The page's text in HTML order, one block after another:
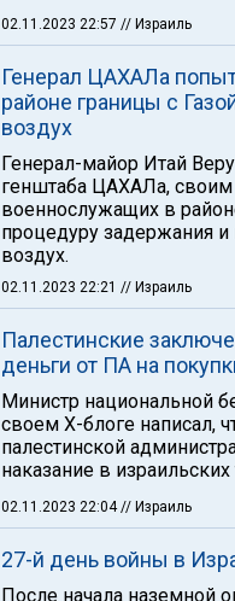
02.11.2023 22:57 // Израиль
Генерал ЦАХАЛа
районе границы с
воздух
Генерал-майор Итай
генштаба ЦАХАЛа,
военнослужащих в
процедуру задержания
воздух.
02.11.2023 22:21 // Израиль
Палестинские
деньги от ПА на
Министр национальной
своем Х-блоге написал,
палестинской
наказание в
02.11.2023 22:04// Израиль
27-й день войны в
После начала наземной